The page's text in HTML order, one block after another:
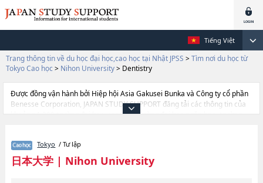
Tiếng Việt
Trang thông tin về du học đại học,cao học tại Nhật JPSS > Tìm nơi du học từ
Tokyo Cao học > Nihon University> Dentistry
Được đồng vận hành bởi Hiệp hội Asia Gakusei Bunka và Công ty cổ phần
Benesse Corporation, JAPAN STUDY SUPPORT đăng tải các thông tin của
khoảng 1.300 trường đại học, cao học, trường đại học ngắn hạn, trường
thiết dành cho du học sinh, như là về các LawhoặcLiterature and Social
ScienceshoặcEconomicshoặcCommercehoặcArthoặcInternational
RelationshoặcScience and TechnologyhoặcIndustrial
Tokyo / Tư lập
日本大学| Nihon University